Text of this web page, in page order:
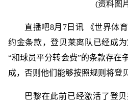
(资料图
直播吧8月7日讯 《世界体
约金条款，登贝莱离队已经成
“和球员平分转会费”的条款存在
成，否则他们能够按照规则将登
巴黎在此前已经激活了登